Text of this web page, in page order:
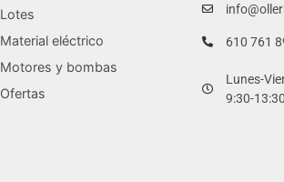
Lotes
Material eléctrico
Motores y bombas
Ofertas
610 761
Lunes-
9:30-